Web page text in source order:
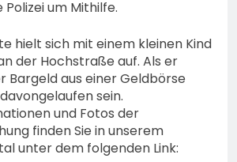
um Mithilfe.
hielt sich mit einem kleinen Kind
der Hochstraße auf. Als er
Bargeld aus einer Geldbörse
sein.
und Fotos der
finden Sie in unserem
unter dem folgenden Link: